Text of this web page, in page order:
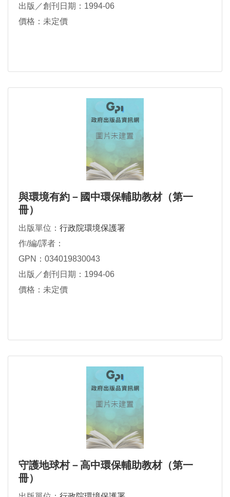
出版／創刊日期：1994-06
價格：未定價
與環境有約－國中環保輔助教材（第一
冊）
出版單位： 行政院環境保護署
作/編/譯者：
GPN：034019830043
出版／創刊日期：1994-06
價格：未定價
守護地球村－高中環保輔助教材（第一
冊）